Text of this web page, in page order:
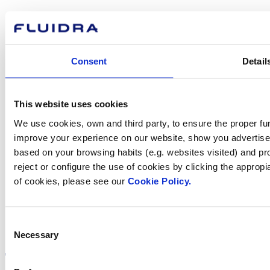
Consent
This website uses cookies
We use cookies, own and third party, to ensure the proper
improve your experience on our website, show you
based on your browsing habits (e.g. websites visited) and
reject or configure the use of cookies by clicking the
of cookies, please see our Cookie Policy.
Selection
Necessary
ajudar-te?
Contacta amb nosaltres
Trobi Fluidra
al seu país